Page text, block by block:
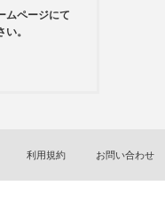
ムページにて
。
利用規約 お問い合わせ